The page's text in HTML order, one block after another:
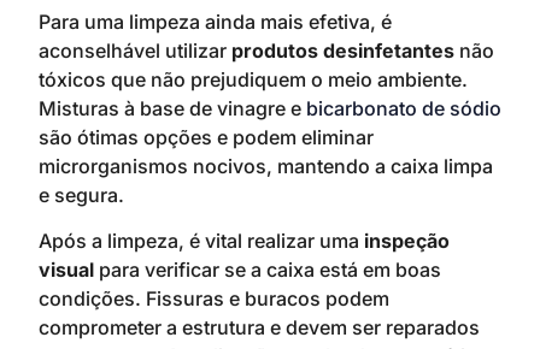
Para uma limpeza ainda mais efetiva, é
aconselhável utilizar produtos desinfetantes não
tóxicos que não prejudiquem o meio ambiente.
Misturas à base de vinagre e bicarbonato de sódio
são ótimas opções e podem eliminar
microrganismos nocivos, mantendo a caixa limpa
e segura.
Após a limpeza, é vital realizar uma inspeção
visual para verificar se a caixa está em boas
condições. Fissuras e buracos podem
comprometer a estrutura e devem ser reparados